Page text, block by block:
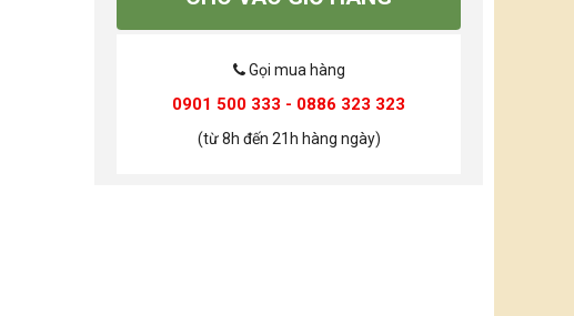
Gọi mua hàng
0901 500 333 - 0886 323 323
(từ 8h đến 21h hàng ngày)